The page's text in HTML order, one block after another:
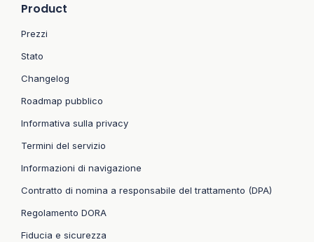
Product
Prezzi
Stato
Changelog
Roadmap pubblico
Informativa sulla privacy
Termini del servizio
Informazioni di navigazione
Contratto di nomina a responsabile del trattamento (DPA)
Regolamento DORA
Fiducia e sicurezza